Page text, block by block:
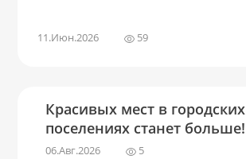
11.Июн.2026 59
Красивых мест в городских
поселениях станет больше!
06.Авг.2026 5